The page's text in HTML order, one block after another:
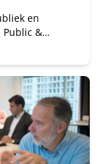
en
Public &